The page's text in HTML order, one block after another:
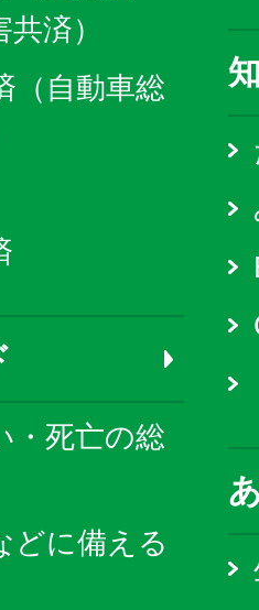
済）
（自動車総
・死亡の総
どに備える